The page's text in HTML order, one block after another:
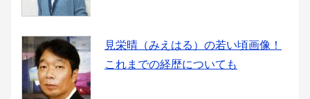
見栄晴（みえはる）の若い頃画像！
これまでの経歴についても